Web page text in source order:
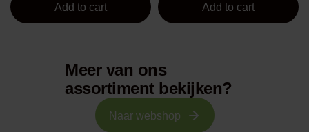
Add to cart Add to cart
Meer van ons
assortiment bekijken?
Naar webshop